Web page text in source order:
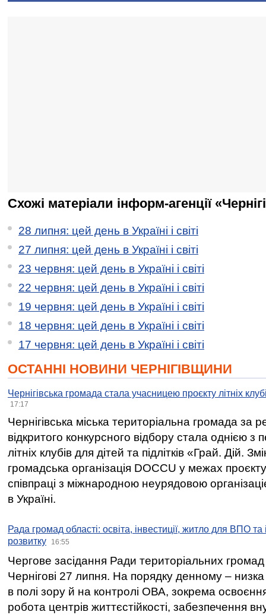
Схожі матеріали інформ-агенції
28 липня: цей день в Україні і світі
27 липня: цей день в Україні і світі
23 червня: цей день в Україні і світі
22 червня: цей день в Україні і світі
19 червня: цей день в Україні і світі
18 червня: цей день в Україні і світі
17 червня: цей день в Україні і світі
ОСТАННІ НОВИНИ ЧЕРНІГІВЩИНИ
Чернігівська громада стала учасницею проєкту літніх
17:17
Чернігівська міська територіальна громада за
відкритого конкурсного відбору стала однією
літніх клубів для дітей та підлітків «Грай. Дій.
громадська організація DOCCU у межах
співпраці з міжнародною неурядовою
в Україні.
Рада громад області: освіта, інвестиції, житло для ВПО
розвитку
16:55
Чергове засідання Ради територіальних громад
Чернігові 27 липня. На порядку денному –
в полі зору й на контролі ОВА, зокрема освоєння
робота центрів життєстійкості, забезпечення